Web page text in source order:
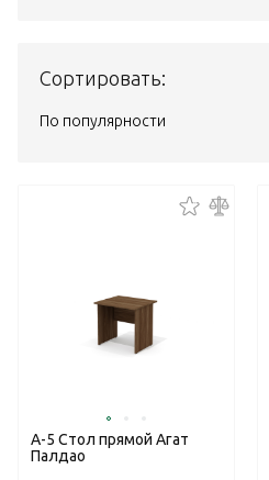
Сортировать:
По популярности
А-5 Стол прямой Агат
Палдао